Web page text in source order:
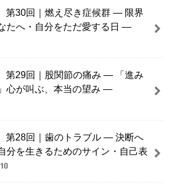
第30回｜燃え尽き症候群 ― 限界
たへ・自分をただ愛する日 ―
第29回｜股関節の痛み ― 「進み
心が叫ぶ、本当の望み ―
第28回｜歯のトラブル ― 決断へ
分を生きるためのサイン・自己表